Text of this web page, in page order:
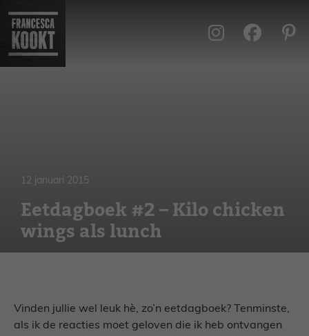
naar
inhoud
12 januari 2015
Eetdagboek #2 – Kilo chicken
wings als lunch
Vinden jullie wel leuk hè, zo’n eetdagboek? Tenminste,
als ik de reacties moet geloven die ik heb ontvangen